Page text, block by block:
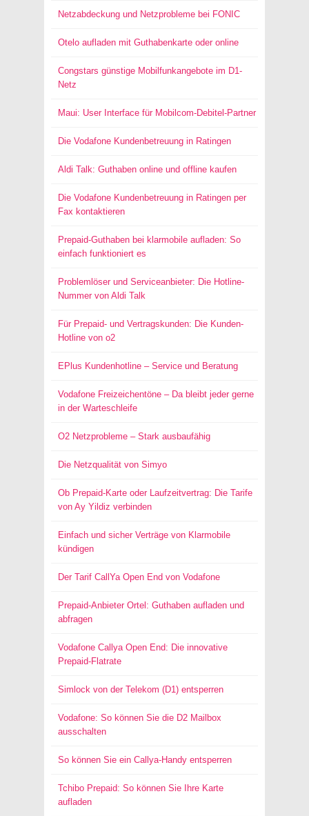
Netzabdeckung und Netzprobleme bei FONIC
Otelo aufladen mit Guthabenkarte oder online
Congstars günstige Mobilfunkangebote im D1-
Netz
Maui: User Interface für Mobilcom-Debitel-Partner
Die Vodafone Kundenbetreuung in Ratingen
Aldi Talk: Guthaben online und offline kaufen
Die Vodafone Kundenbetreuung in Ratingen per
Fax kontaktieren
Prepaid-Guthaben bei klarmobile aufladen: So
einfach funktioniert es
Problemlöser und Serviceanbieter: Die Hotline-
Nummer von Aldi Talk
Für Prepaid- und Vertragskunden: Die Kunden-
Hotline von o2
EPlus Kundenhotline – Service und Beratung
Vodafone Freizeichentöne – Da bleibt jeder gerne
in der Warteschleife
O2 Netzprobleme – Stark ausbaufähig
Die Netzqualität von Simyo
Ob Prepaid-Karte oder Laufzeitvertrag: Die Tarife
von Ay Yildiz verbinden
Einfach und sicher Verträge von Klarmobile
kündigen
Der Tarif CallYa Open End von Vodafone
Prepaid-Anbieter Ortel: Guthaben aufladen und
abfragen
Vodafone Callya Open End: Die innovative
Prepaid-Flatrate
Simlock von der Telekom (D1) entsperren
Vodafone: So können Sie die D2 Mailbox
ausschalten
So können Sie ein Callya-Handy entsperren
Tchibo Prepaid: So können Sie Ihre Karte
aufladen